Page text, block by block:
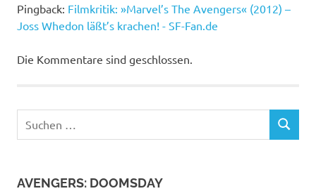
Pingback: Filmkritik: »Marvel’s The Avengers« (2012) –
Joss Whedon läßt’s krachen! - SF-Fan.de
Die Kommentare sind geschlossen.
nach:
SUCHEN
AVENGERS: DOOMSDAY